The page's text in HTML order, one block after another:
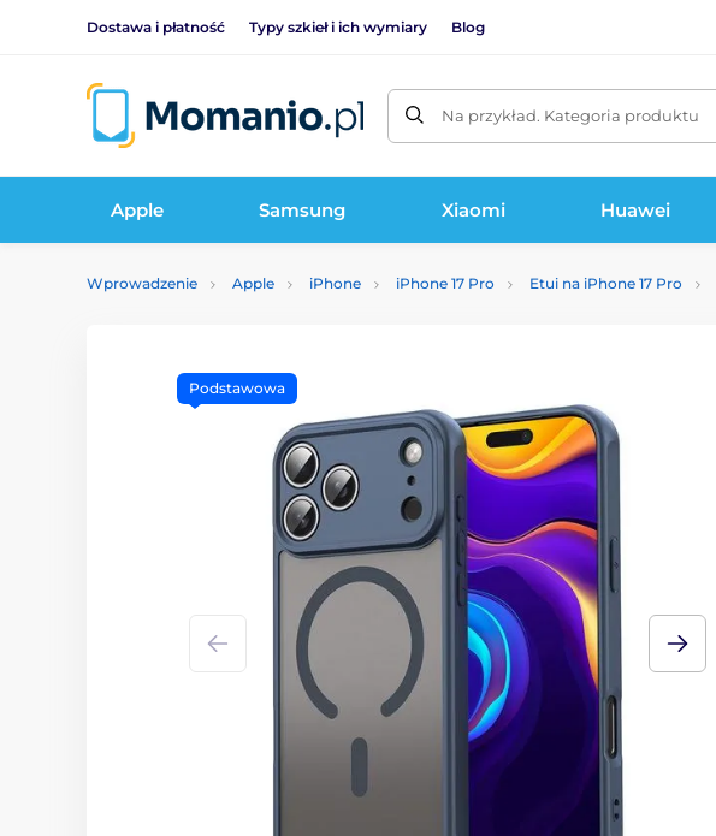
Dostawa i płatność Typy szkieł i ich wymiary Blog
Na przykład. Kategoria produktu
Apple Samsung Xiaomi Huawei
Wprowadzenie Apple iPhone iPhone 17 Pro Etui na iPhone 17 Pro
Podstawowa